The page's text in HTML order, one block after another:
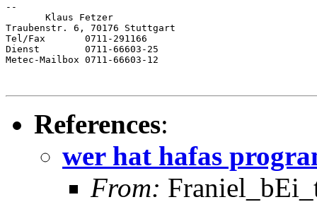
--
       Klaus Fetzer
Traubenstr. 6, 70176 Stuttgart
Tel/Fax       0711-291166
Dienst        0711-66603-25
Metec-Mailbox 0711-66603-12
References:
wer hat hafas
From: